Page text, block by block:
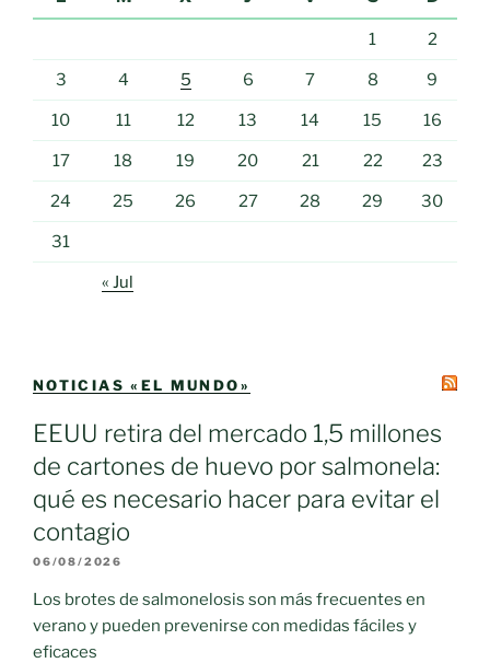
1 2
3 4 5 6 7 8 9
10 11 12 13 14 15 16
17 18 19 20 21 22 23
24 25 26 27 28 29 30
31
« Jul
NOTICIAS «EL MUNDO»
EEUU retira del mercado 1,5 millones
de cartones de huevo por salmonela:
qué es necesario hacer para evitar el
contagio
06/08/2026
Los brotes de salmonelosis son más frecuentes en
verano y pueden prevenirse con medidas fáciles y
eficaces